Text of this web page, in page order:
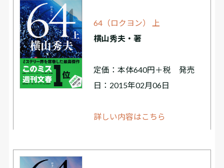
64（ロクヨン） 上
横山秀夫・著
定価：本体640円＋税 発売
日：2015年02月06日
詳しい内容はこちら